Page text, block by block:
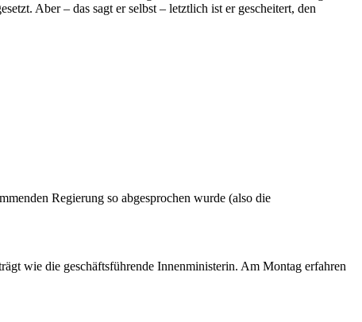
Aber – das sagt er selbst – letztlich ist er gescheitert, den
Regierung so abgesprochen wurde (also die
wie die geschäftsführende Innenministerin. Am Montag erfahren